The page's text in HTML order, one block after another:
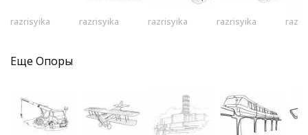
razrisyika razrisyika razrisyika razrisyika
Еще Опоры